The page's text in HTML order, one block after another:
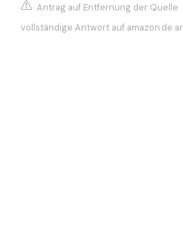
Antrag auf Entfernung der Quelle
vollständige Antwort auf amazon.de